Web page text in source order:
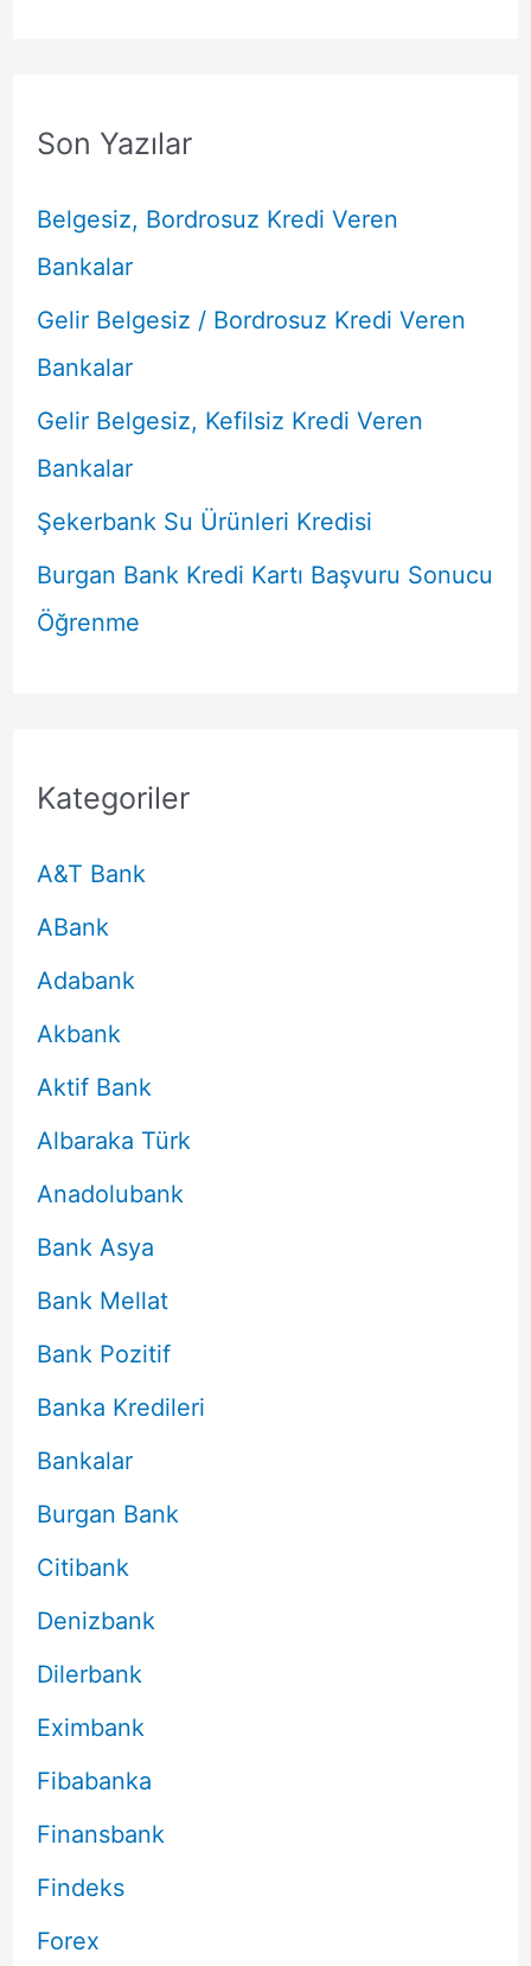
Son Yazılar
Belgesiz, Bordrosuz Kredi Veren
Bankalar
Gelir Belgesiz / Bordrosuz Kredi Veren
Bankalar
Gelir Belgesiz, Kefilsiz Kredi Veren
Bankalar
Şekerbank Su Ürünleri Kredisi
Burgan Bank Kredi Kartı Başvuru Sonucu
Öğrenme
Kategoriler
A&T Bank
ABank
Adabank
Akbank
Aktif Bank
Albaraka Türk
Anadolubank
Bank Asya
Bank Mellat
Bank Pozitif
Banka Kredileri
Bankalar
Burgan Bank
Citibank
Denizbank
Dilerbank
Eximbank
Fibabanka
Finansbank
Findeks
Forex